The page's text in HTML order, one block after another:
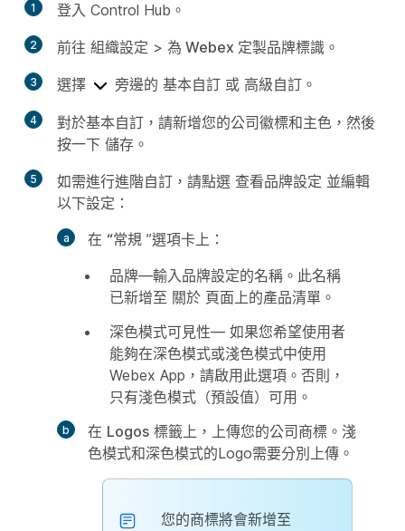
1 登入 Control Hub。
2 前往 組織設定 > 為 Webex 定製品牌標識 。
3 選擇 旁邊的 基本自訂 或 高級自訂 。
4
對於基本自訂，請新增您的公司徽標和主色，然後
按一下 儲存 。
5 如需進行進階自訂，請點選 查看品牌設定 並編輯
以下設定：
在 “常規 ”選項卡上：
品牌—輸入品牌設定的名稱。此名稱
已新增至 關於 頁面上的產品清單。
深色模式可見性— 如果您希望使用者
能夠在深色模式或淺色模式中使用
Webex App，請啟用此選項。否則，
只有淺色模式（預設值）可用。
在 Logos 標籤上，上傳您的公司商標。淺
色模式和深色模式的Logo需要分別上傳。
您的商標將會新增至